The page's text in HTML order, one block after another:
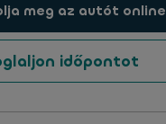
meg az autót online
időpontot